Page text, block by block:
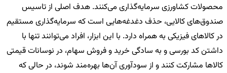
محصولات کشاورزی سرمایه‌گذاری می‌کنند. هدف اصلی از تاسیس
صندوق‌های کالایی، حذف دغدغه‌هایی است که سرمایه‌گذاری مستقیم
در کالاهای فیزیکی به همراه دارد. با این ابزار، افراد می‌توانند تنها با
داشتن کد بورسی و به سادگی خرید و فروش سهام، در نوسانات قیمتی
کالاها مشارکت کنند و از سودآوری آن‌ها بهره‌مند شوند، در حالی که